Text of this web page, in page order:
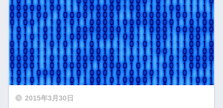
2015年3月30日